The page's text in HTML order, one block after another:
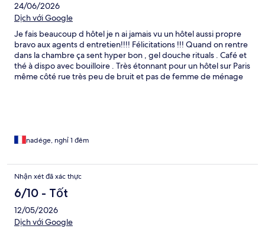
24/06/2026
Dịch với Google
Je fais beaucoup d hôtel je n ai jamais vu un hôtel aussi propre
bravo aux agents d entretien!!!! Félicitations !!! Quand on rentre
dans la chambre ça sent hyper bon , gel douche rituals . Café et
thé à dispo avec bouilloire . Très étonnant pour un hôtel sur Paris
même côté rue très peu de bruit et pas de femme de ménage
nadége, nghỉ 1 đêm
Nhận xét đã xác thực
6/10 - Tốt
12/05/2026
Dịch với Google